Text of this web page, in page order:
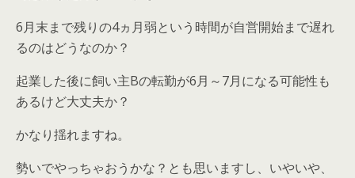
6月末まで残りの4ヵ月弱という時間が自営開始まで遅れ
るのはどうなのか？
起業した後に飼い主Bの転勤が6月～7月になる可能性も
あるけど大丈夫か？
かなり揺れますね。
勢いでやっちゃおうかな？とも思いますし、いやいや、